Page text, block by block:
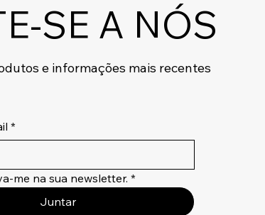
SE A NÓS
e informações mais recentes
*
me na sua newsletter. *
Juntar